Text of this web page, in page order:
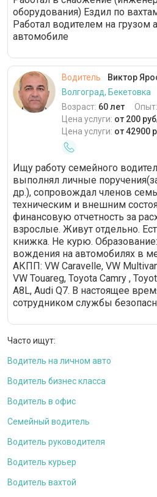
оборудования) Ездил по
Работал водителем на
автомобиле
Водитель
Виктор
Волгоград, Бекетовка
Возраст: 60 лет Опыт:
Цена услуги: от 200
Цена услуги: от 42900
Ищу работу семейного
выполнял личные
др.), сопровождал членов
техническим и внешним
финансовую отчетность за
взрослые. Живут отдельно.
книжка. Не курю.
вождения на автомобилях в
АКПП: VW Caravelle, VW
VW Touareg, Toyota Camry ,
A8L, Audi Q7. В настоящее
сотрудником службы
Часто ищут:
Водитель на личном авто
Водитель бизнес класса
Водитель в офис
Семейный водитель
Водитель руководителя
Водитель курьер
Водитель вахтой